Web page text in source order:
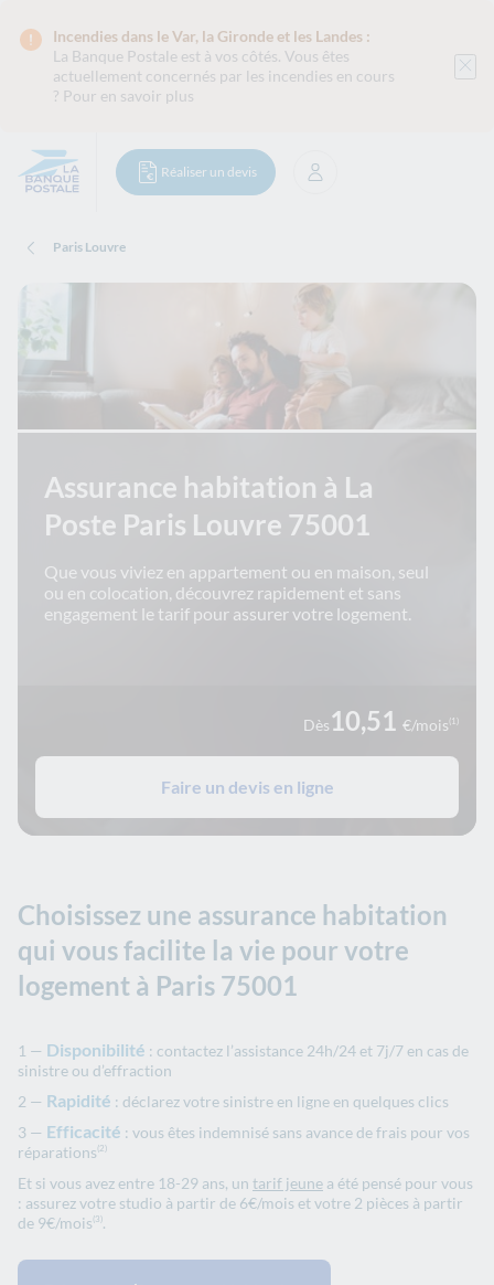
Incendies dans le Var, la Gironde et les Landes :
La Banque Postale est à vos côtés. Vous êtes
actuellement concernés par les incendies en cours
? Pour en savoir plus
Réaliser un devis Se connecter
Paris Louvre
Assurance habitation à La
Poste Paris Louvre 75001
Que vous viviez en appartement ou en maison, seul
ou en colocation, découvrez rapidement et sans
engagement le tarif pour assurer votre logement.
Dès10,51 €/mois (1)
Faire un devis en ligne
Choisissez une assurance habitation
qui vous facilite la vie pour votre
logement à Paris 75001
Disponibilité : contactez l’assistance 24h/24 et 7j/7 en cas de
sinistre ou d’effraction
Rapidité : déclarez votre sinistre en ligne en quelques clics
Efficacité : vous êtes indemnisé sans avance de frais pour vos
réparations (2)
Et si vous avez entre 18-29 ans, un tarif jeune a été pensé pour vous
: assurez votre studio à partir de 6€/mois et votre 2 pièces à partir
de 9€/mois (3).